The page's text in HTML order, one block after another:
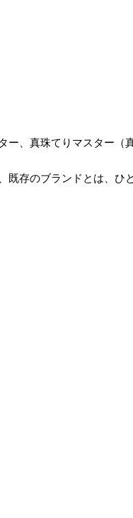
、真珠てりマスター
存のブランドとは、ひ